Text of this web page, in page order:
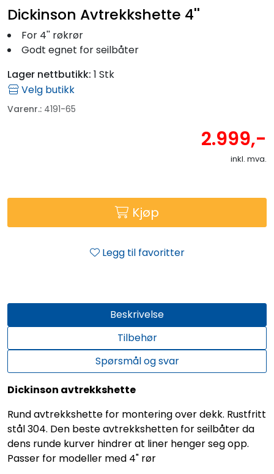
Dickinson Avtrekkshette 4''
For 4'' røkrør
Godt egnet for seilbåter
Lager nettbutikk: 1 Stk
Velg butikk
Varenr.: 4191-65
2.999,-
inkl. mva.
Kjøp
Legg til favoritter
Beskrivelse
Tilbehør
Spørsmål og svar
Dickinson avtrekkshette
Rund avtrekkshette for montering over dekk. Rustfritt
stål 304. Den beste avtrekkshetten for seilbåter da
dens runde kurver hindrer at liner henger seg opp.
Passer for modeller med 4" rør